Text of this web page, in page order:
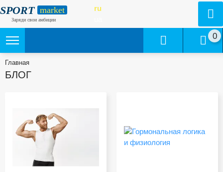
SPORT market
Заряди свои амбиции
ru
0
Главная
БЛОГ